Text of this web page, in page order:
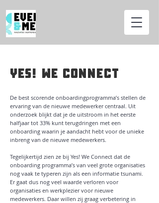
YES! WE CONNECT
De best scorende onboardingprogramma’s stellen de
ervaring van de nieuwe medewerker centraal. Uit
onderzoek blijkt dat je de uitstroom in het eerste
halfjaar tot 33% kunt terugdringen met een
onboarding waarin je aandacht hebt voor de unieke
inbreng van de nieuwe medewerkers.
Tegelijkertijd zien ze bij Yes! We Connect dat de
onboarding programma’s van veel grote organisaties
nog vaak te typeren zijn als een informatie tsunami.
Er gaat dus nog veel waarde verloren voor
organisaties en werkplezier voor nieuwe
medewerkers. Daar willen zij graag verbetering in